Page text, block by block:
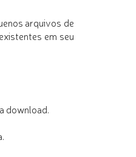
arquivos de
em seu
download.